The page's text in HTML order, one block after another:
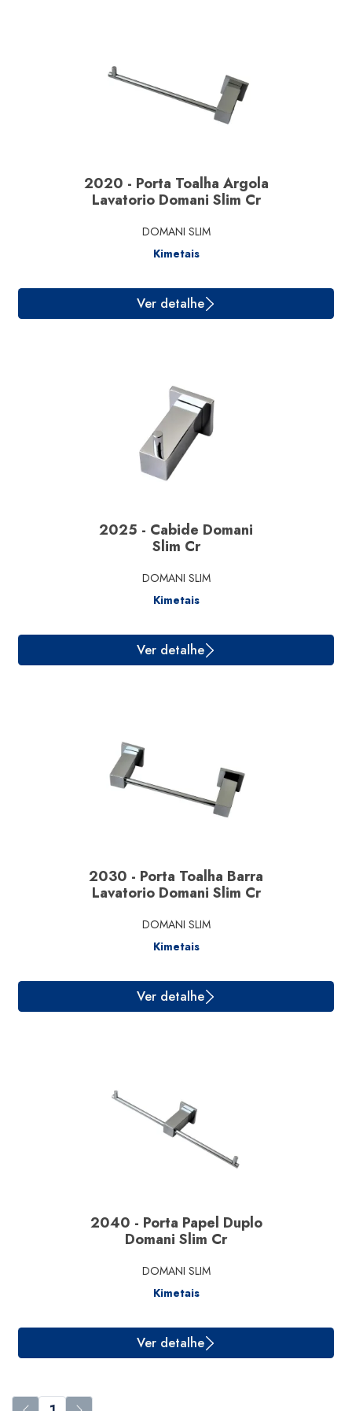
2020 - Porta Toalha Argola
Lavatorio Domani Slim Cr
DOMANI SLIM
Kimetais
Ver detalhe
2025 - Cabide Domani
Slim Cr
DOMANI SLIM
Kimetais
Ver detalhe
2030 - Porta Toalha Barra
Lavatorio Domani Slim Cr
DOMANI SLIM
Kimetais
Ver detalhe
2040 - Porta Papel Duplo
Domani Slim Cr
DOMANI SLIM
Kimetais